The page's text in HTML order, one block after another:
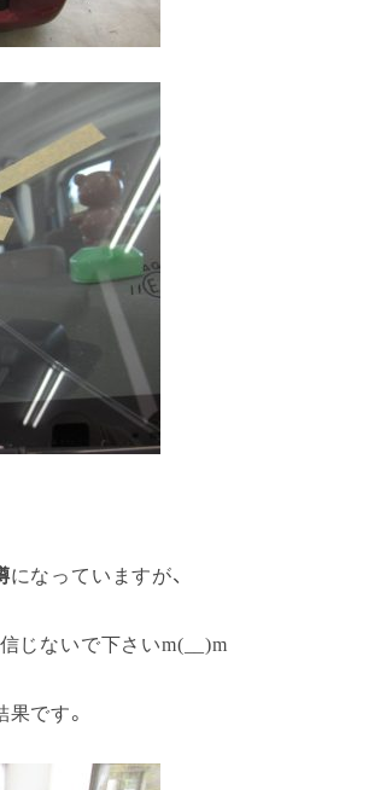
になっていますが、
じないで下さいm(__)m
です。